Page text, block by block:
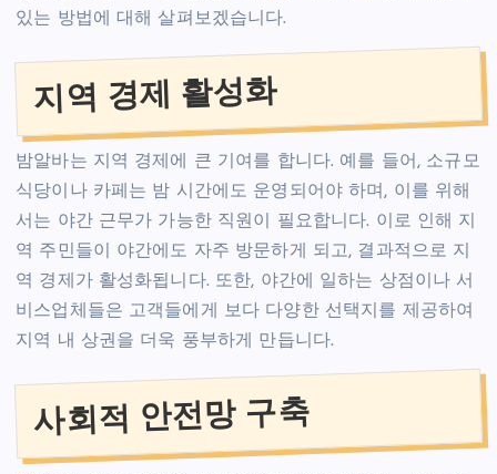
있는 방법에 대해 살펴보겠습니다.
지역 경제 활성화
밤알바는 지역 경제에 큰 기여를 합니다. 예를 들어, 소규모
식당이나 카페는 밤 시간에도 운영되어야 하며, 이를 위해
서는 야간 근무가 가능한 직원이 필요합니다. 이로 인해 지
역 주민들이 야간에도 자주 방문하게 되고, 결과적으로 지
역 경제가 활성화됩니다. 또한, 야간에 일하는 상점이나 서
비스업체들은 고객들에게 보다 다양한 선택지를 제공하여
지역 내 상권을 더욱 풍부하게 만듭니다.
사회적 안전망 구축